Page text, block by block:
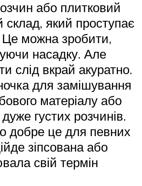
або плитковий
склад, який проступає
можна зробити,
насадку. Але
слід вкрай акуратно.
для замішування
матеріалу або
густих розчинів.
добре це для певних
зіпсована або
свій термін